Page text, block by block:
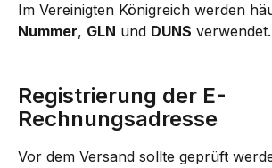
Im Vereinigten Königreich werden
Nummer, GLN und DUNS verwendet.
Registrierung der E-
Rechnungsadresse
Vor dem Versand sollte geprüft